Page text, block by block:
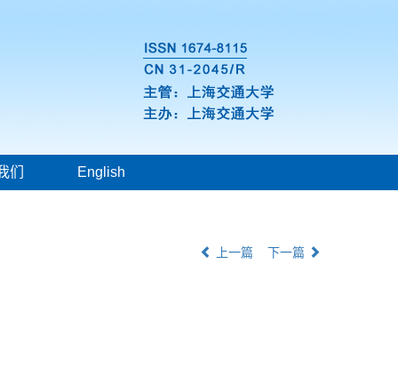
们 English
上一篇 下一篇